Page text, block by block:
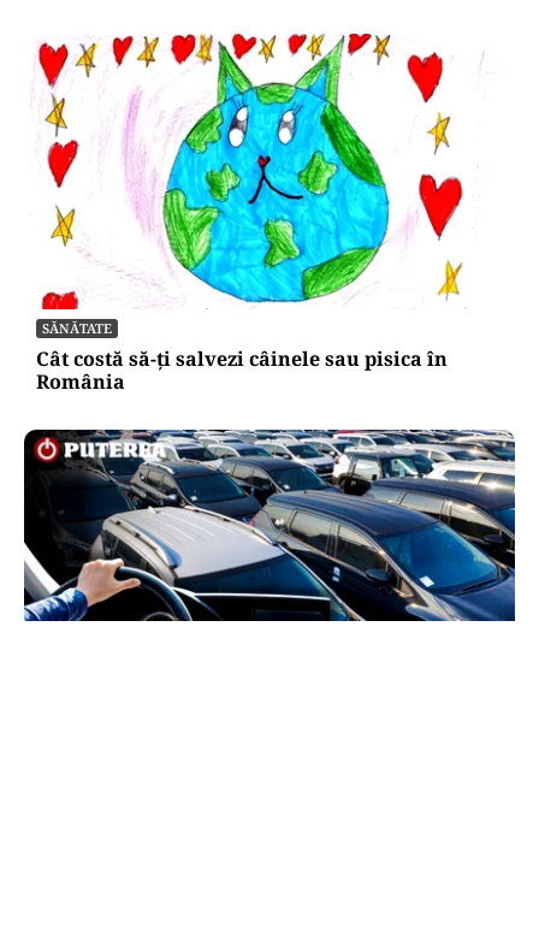
SĂNĂTATE
Cât costă să-ți salvezi câinele sau pisica în
România